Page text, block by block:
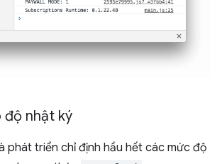
độ nhật ký
phát triển chỉ định hầu hết các mức độ